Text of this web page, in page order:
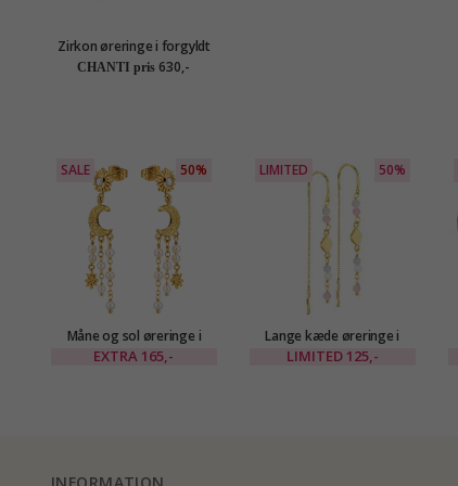
Zirkon øreringe i forgyldt
sølv - Lumé Illume
CHANTI pris 630,-
SALE 50%
Måne og sol øreringe i
forgyldt messing - Eliné
EXTRA 165,-
LIMITED 50%
Lange kæde øreringe i
forgyldt messing - Eliné
LIMITED 125,-